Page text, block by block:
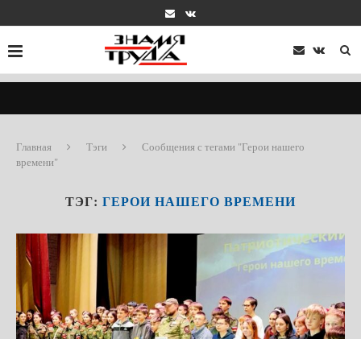
Главная Тэги
Сообщения с тегами "Герои нашего
времени"
ТЭГ: ГЕРОИ НАШЕГО ВРЕМЕНИ